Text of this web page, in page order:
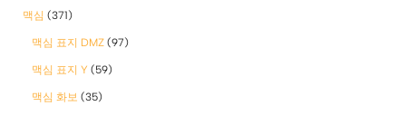
맥심 (371)
맥심 표지 DMZ (97)
맥심 표지 Y (59)
맥심 화보 (35)